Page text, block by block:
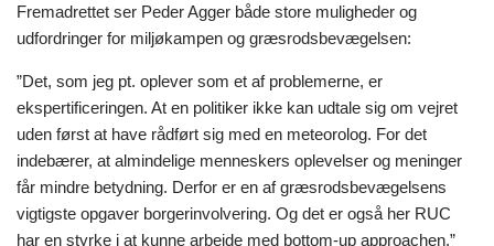
Fremadrettet ser Peder Agger både store muligheder og
udfordringer for miljøkampen og græsrodsbevægelsen:
”Det, som jeg pt. oplever som et af problemerne, er
ekspertificeringen. At en politiker ikke kan udtale sig om vejret
uden først at have rådført sig med en meteorolog. For det
indebærer, at almindelige menneskers oplevelser og meninger
får mindre betydning. Derfor er en af græsrodsbevægelsens
vigtigste opgaver borgerinvolvering. Og det er også her RUC
har en styrke i at kunne arbejde med bottom-up approachen,”